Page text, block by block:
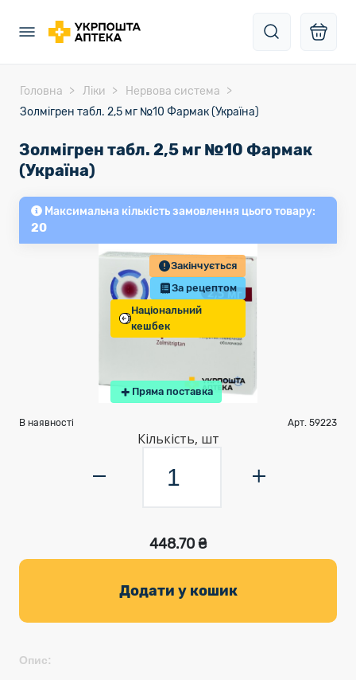
Головна Ліки
Нервова система
Золмігрен табл. 2,5 мг №10 Фармак (Україна)
Золмігрен табл. 2,5 мг №10 Фармак
(Україна)
Максимальна кількість замовлення цього товару:
20
Закінчується
За рецептом
Національний
кешбек
Пряма поставка
В наявності Арт. 59223
Кількість, шт
448.70 ₴
Додати у кошик
Опис: